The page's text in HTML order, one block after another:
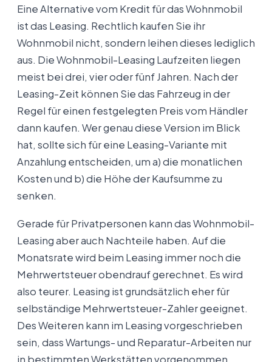
Eine Alternative vom Kredit für das Wohnmobil
ist das Leasing. Rechtlich kaufen Sie ihr
Wohnmobil nicht, sondern leihen dieses lediglich
aus. Die Wohnmobil-Leasing Laufzeiten liegen
meist bei drei, vier oder fünf Jahren. Nach der
Leasing-Zeit können Sie das Fahrzeug in der
Regel für einen festgelegten Preis vom Händler
dann kaufen. Wer genau diese Version im Blick
hat, sollte sich für eine Leasing-Variante mit
Anzahlung entscheiden, um a) die monatlichen
Kosten und b) die Höhe der Kaufsumme zu
senken.
Gerade für Privatpersonen kann das Wohnmobil-
Leasing aber auch Nachteile haben. Auf die
Monatsrate wird beim Leasing immer noch die
Mehrwertsteuer obendrauf gerechnet. Es wird
also teurer. Leasing ist grundsätzlich eher für
selbständige Mehrwertsteuer-Zahler geeignet.
Des Weiteren kann im Leasing vorgeschrieben
sein, dass Wartungs- und Reparatur-Arbeiten nur
in bestimmten Werkstätten vorgenommen